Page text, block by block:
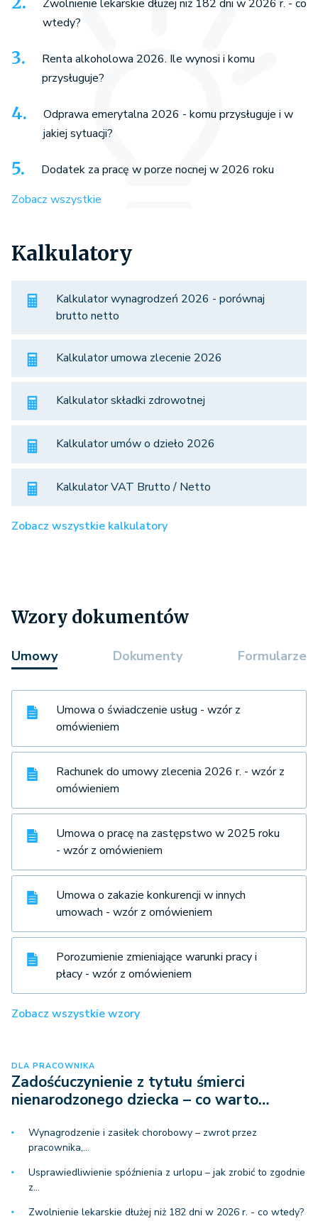
Zwolnienie lekarskie dłużej niż 182 dni w 2026 r. - co
wtedy?
Renta alkoholowa 2026. Ile wynosi i komu
przysługuje?
Odprawa emerytalna 2026 - komu przysługuje i w
jakiej sytuacji?
Dodatek za pracę w porze nocnej w 2026 roku
Zobacz wszystkie
Kalkulatory
Kalkulator wynagrodzeń 2026 - porównaj
brutto netto
Kalkulator umowa zlecenie 2026
Kalkulator składki zdrowotnej
Kalkulator umów o dzieło 2026
Kalkulator VAT Brutto / Netto
Zobacz wszystkie kalkulatory
Wzory dokumentów
Umowy Dokumenty Formularze
Umowa o świadczenie usług - wzór z
omówieniem
Rachunek do umowy zlecenia 2026 r. - wzór z
omówieniem
Umowa o pracę na zastępstwo w 2025 roku
- wzór z omówieniem
Umowa o zakazie konkurencji w innych
umowach - wzór z omówieniem
Porozumienie zmieniające warunki pracy i
płacy - wzór z omówieniem
Zobacz wszystkie wzory
DLA PRACOWNIKA
Zadośćuczynienie z tytułu śmierci
nienarodzonego dziecka – co warto…
Wynagrodzenie i zasiłek chorobowy – zwrot przez
pracownika,…
Usprawiedliwienie spóźnienia z urlopu – jak zrobić to zgodnie
z…
Zwolnienie lekarskie dłużej niż 182 dni w 2026 r. - co wtedy?